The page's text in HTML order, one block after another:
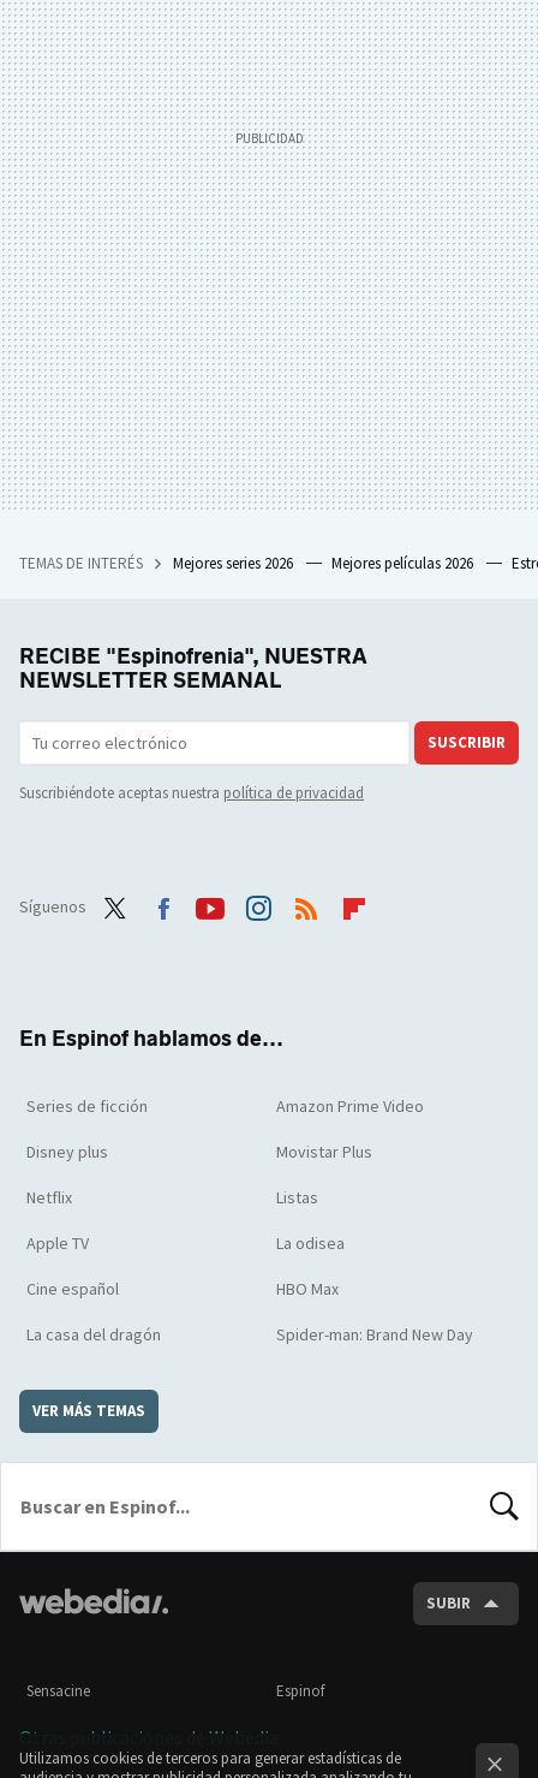
TEMAS DE INTERÉS Mejores series 2026 Mejores películas 2026
RECIBE "Espinofrenia", NUESTRA
NEWSLETTER SEMANAL
SUSCRIBIR
Suscribiéndote aceptas nuestra política de privacidad
Síguenos
En Espinof hablamos de...
Series de ficción Amazon Prime Video
Disney plus Movistar Plus
Netflix Listas
Apple TV La odisea
Cine español HBO Max
La casa del dragón Spider-man: Brand New Day
VER MÁS TEMAS
SUBIR
Sensacine Espinof
Otras publicaciones de Webedia
Utilizamos cookies de terceros para generar estadísticas de